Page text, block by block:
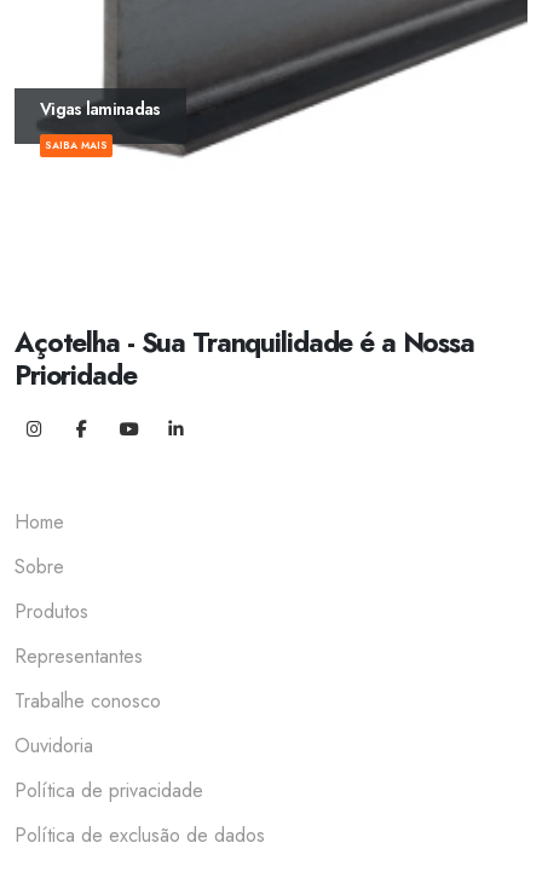
Vigas laminadas
SAIBA MAIS
Açotelha - Sua Tranquilidade é a Nossa
Prioridade
Home
Sobre
Produtos
Representantes
Trabalhe conosco
Ouvidoria
Política de privacidade
Política de exclusão de dados